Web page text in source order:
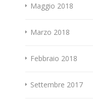
Maggio 2018
Marzo 2018
Febbraio 2018
Settembre 2017